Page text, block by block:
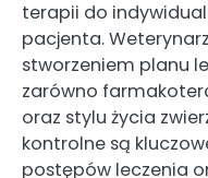
terapii do
pacjenta.
stworzeniem planu
zarówno
oraz stylu życia
kontrolne są
postępów leczenia